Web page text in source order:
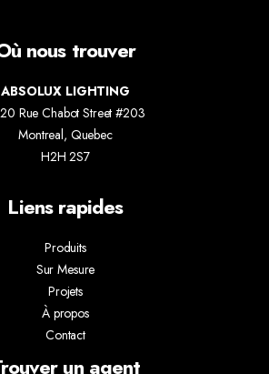
nous trouver
ABSOLUX LIGHTING
Rue Chabot Street #203
Montreal, Quebec
H2H 2S7
Liens rapides
Produits
Sur Mesure
Projets
À propos
Contact
un agent